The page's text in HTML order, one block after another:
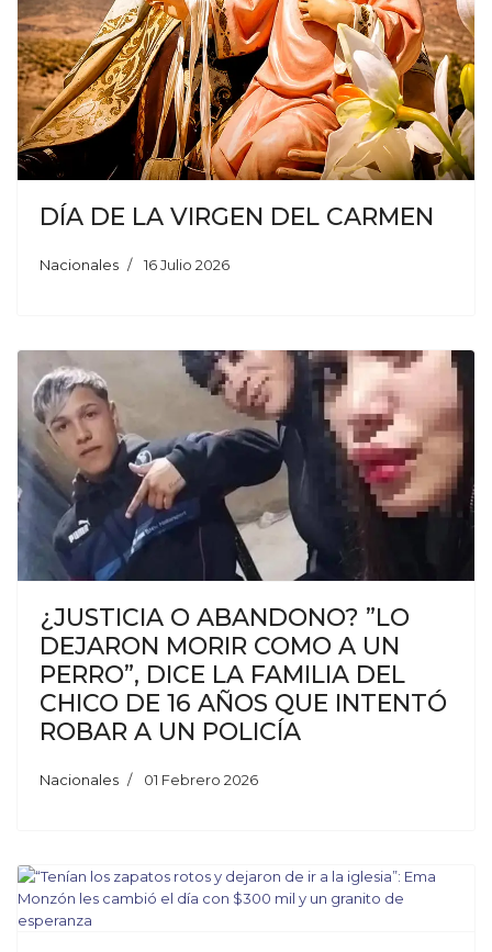
DÍA DE LA VIRGEN DEL CARMEN
Nacionales 16 Julio 2026
¿JUSTICIA O ABANDONO? ”LO
DEJARON MORIR COMO A UN
PERRO”, DICE LA FAMILIA DEL
CHICO DE 16 AÑOS QUE INTENTÓ
ROBAR A UN POLICÍA
Nacionales 01 Febrero 2026